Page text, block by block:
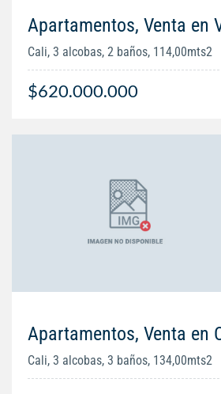
Apartamentos, Venta en
Cali, 3 alcobas, 2 baños, 114,00mts2
$620.000.000
Apartamentos, Venta en
Cali, 3 alcobas, 3 baños, 134,00mts2